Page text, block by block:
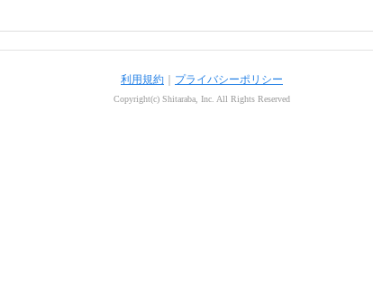
利用規約 プライバシーポリシー
Copyright(c) Shitaraba, Inc. All Rights Reserved